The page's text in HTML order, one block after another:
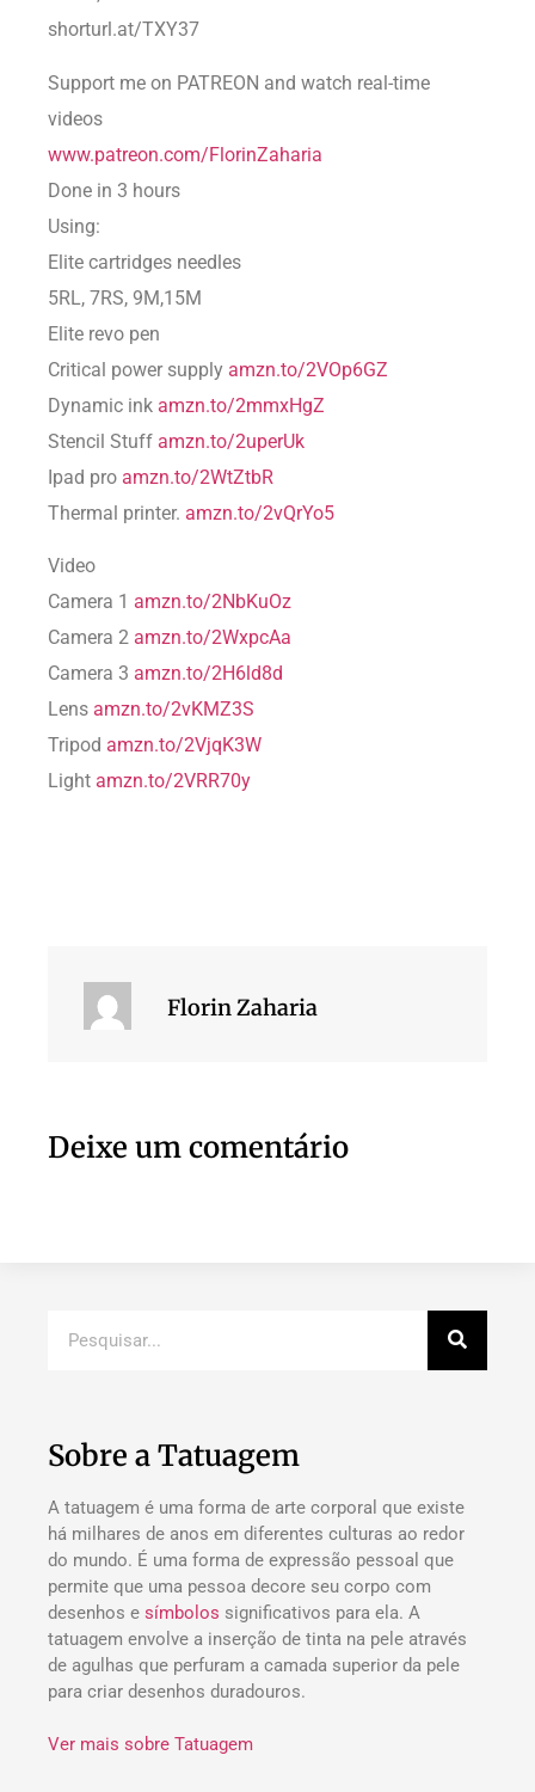
shorturl.at/TXY37
Support me on PATREON and watch real-time
videos
www.patreon.com/FlorinZaharia
Done in 3 hours
Using:
Elite cartridges needles
5RL, 7RS, 9M,15M
Elite revo pen
Critical power supply amzn.to/2VOp6GZ
Dynamic ink amzn.to/2mmxHgZ
Stencil Stuff amzn.to/2uperUk
Ipad pro amzn.to/2WtZtbR
Thermal printer. amzn.to/2vQrYo5
Video
Camera 1 amzn.to/2NbKuOz
Camera 2 amzn.to/2WxpcAa
Camera 3 amzn.to/2H6ld8d
Lens amzn.to/2vKMZ3S
Tripod amzn.to/2VjqK3W
Light amzn.to/2VRR70y
Florin Zaharia
Deixe um comentário
Sobre a Tatuagem
A tatuagem é uma forma de arte corporal que existe
há milhares de anos em diferentes culturas ao redor
do mundo. É uma forma de expressão pessoal que
permite que uma pessoa decore seu corpo com
desenhos e símbolos significativos para ela. A
tatuagem envolve a inserção de tinta na pele através
de agulhas que perfuram a camada superior da pele
para criar desenhos duradouros.
Ver mais sobre Tatuagem